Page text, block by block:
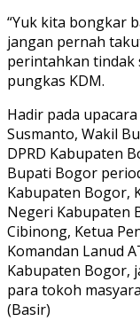
“Yuk kita bongkar
jangan pernah
perintahkan tindak
pungkas KDM.
Hadir pada
Susmanto, Wakil
DPRD Kabupaten
Bupati Bogor
Kabupaten Bogor,
Negeri Kabupaten
Cibinong, Ketua
Komandan Lanud
Kabupaten Bogor,
para tokoh
(Basir)